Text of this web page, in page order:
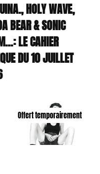
HOLY WAVE,
BEAR & SONIC
LE CAHIER
DU 10 JUILLET
Offert temporairement